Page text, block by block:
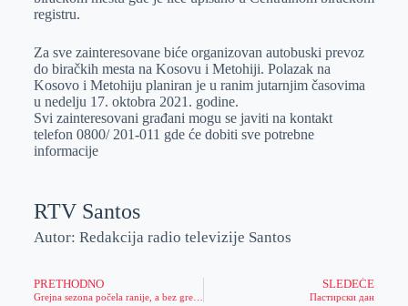
registru.
Za sve zainteresovane biće organizovan autobuski prevoz
do biračkih mesta na Kosovu i Metohiji. Polazak na
Kosovo i Metohiju planiran je u ranim jutarnjim časovima
u nedelju 17. oktobra 2021. godine.
Svi zainteresovani građani mogu se javiti na kontakt
telefon 0800/ 201-011 gde će dobiti sve potrebne
informacije
RTV Santos
Autor: Redakcija radio televizije Santos
PRETHODNO
Grejna sezona počela ranije, a bez grejanja celo naselje
SLEDEĆE
Пастирски дан